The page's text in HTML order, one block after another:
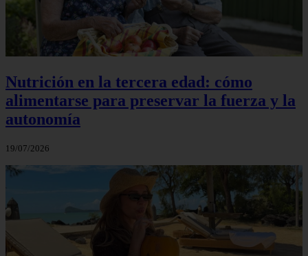
Nutrición en la tercera edad: cómo
alimentarse para preservar la fuerza y la
autonomía
19/07/2026